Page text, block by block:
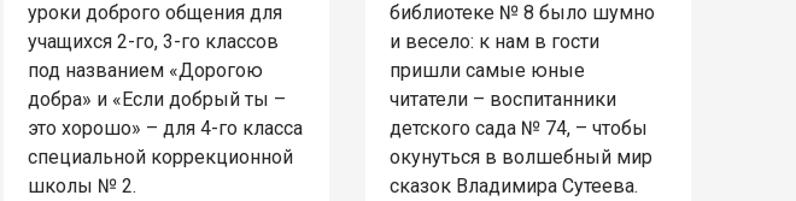
уроки доброго общения для
учащихся 2-го, 3-го классов
под названием «Дорогою
добра» и «Если добрый ты –
это хорошо» – для 4-го класса
специальной коррекционной
школы № 2.
библиотеке № 8 было шумно
и весело: к нам в гости
пришли самые юные
читатели – воспитанники
детского сада № 74, – чтобы
окунуться в волшебный мир
сказок Владимира Сутеева.